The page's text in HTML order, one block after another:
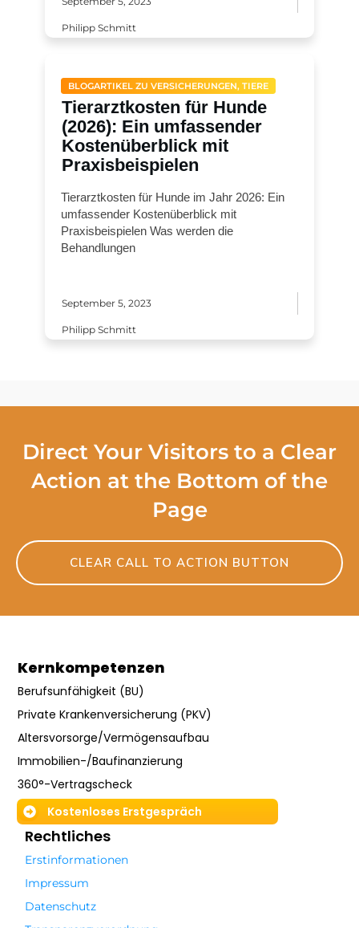
Philipp Schmitt
BLOGARTIKEL ZU VERSICHERUNGEN, TIERE
Tierarztkosten für Hunde
(2026): Ein umfassender
Kostenüberblick mit
Praxisbeispielen
Tierarztkosten für Hunde im Jahr 2026: Ein
umfassender Kostenüberblick mit
Praxisbeispielen Was werden die
Behandlungen
September 5, 2023
Philipp Schmitt
Direct Your Visitors to a Clear
Action at the Bottom of the
Page
CLEAR CALL TO ACTION BUTTON
Kernkompetenzen
Berufsunfähigkeit (BU)
Private Krankenversicherung (PKV)
Altersvorsorge/Vermögensaufbau
Immobilien-/Baufinanzierung
360°-Vertragscheck
Kostenloses Erstgespräch
Rechtliches
Erstinformationen
Impressum
Datenschutz